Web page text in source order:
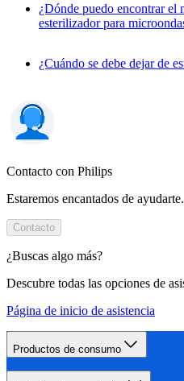
¿Dónde puedo encontrar el
esterilizador para
¿Cuándo se debe dejar de
Contacto con Philips
Estaremos encantados de ayudarte.
Contacto
¿Buscas algo más?
Descubre todas las opciones de
Página de inicio de asistencia
Productos de consumo